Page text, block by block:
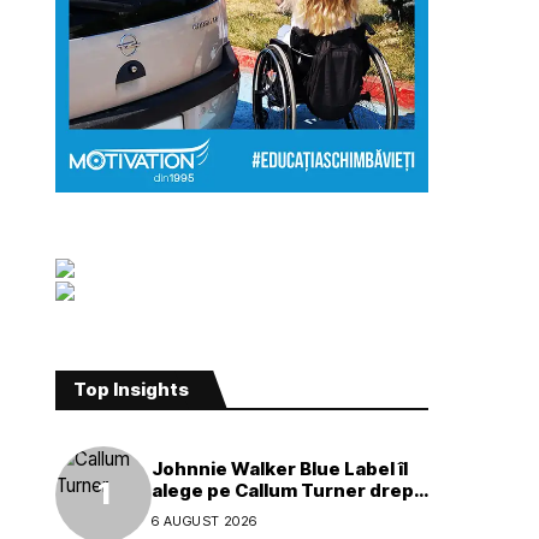
Top Insights
Johnnie Walker Blue Label îl
alege pe Callum Turner drept
noul ambasador global al
mărcii
6 AUGUST 2026